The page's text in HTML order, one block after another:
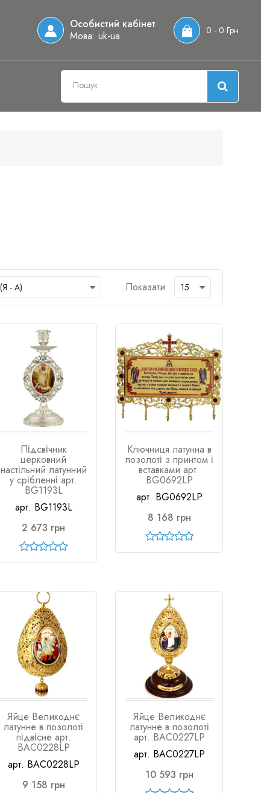
Особистий кабінет
Мова: uk-ua 0 - 0 Грн
Показати
Підсвічник
церковний
настільний латунний
у срібленні арт.
BG1193L
арт. BG1193L
2 673 грн
Ключниця латунна в
позолоті з принтом і
вставками арт.
BG0692LP
арт. BG0692LP
8 168 грн
Яйце Великоднє
латунне в позолоті
підвісне арт.
BAC0228LP
арт. BAC0228LP
9 158 грн
Яйце Великоднє
латунне в позолоті
арт. BAC0227LP
арт. BAC0227LP
10 593 грн